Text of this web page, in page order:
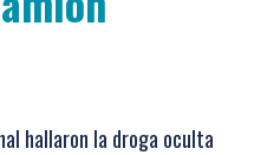
hallaron la droga oculta